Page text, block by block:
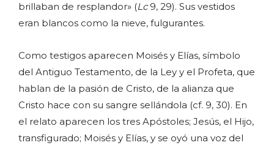
brillaban de resplandor» (Lc9, 29). Sus vestidos
eran blancos como la nieve, fulgurantes.
Como testigos aparecen Moisés y Elías, símbolo
del Antiguo Testamento, de la Ley y el Profeta, que
hablan de la pasión de Cristo, de la alianza que
Cristo hace con su sangre sellándola (cf. 9, 30). En
el relato aparecen los tres Apóstoles; Jesús, el Hijo,
transfigurado; Moisés y Elías, y se oyó una voz del